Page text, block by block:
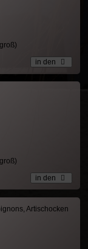
in den
in den
Artischocken